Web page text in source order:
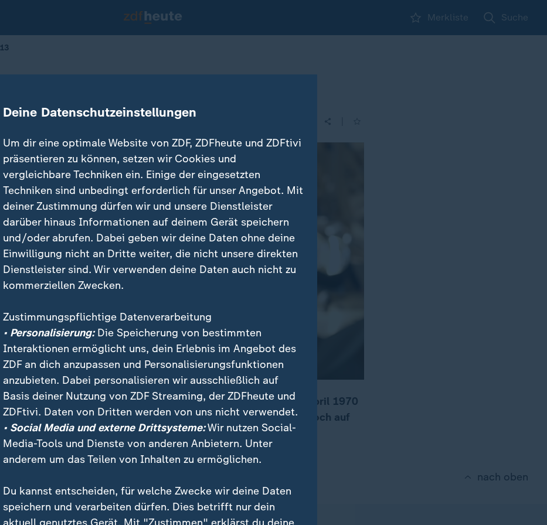
Merkliste Suche
Apollo 13
vor 55 Jahren spielte sich ein Stück Geschichte ab – am 11. April 1970
13 Mission in Florida. Nur 56 Stunden nach dem Start, noch auf
zum Mond, geschah die Havarie und hielt die Welt in Atem.
nach oben
Deine Datenschutzeinstellungen
Um dir eine optimale Website von ZDF, ZDFheute und ZDFtivi
präsentieren zu können, setzen wir Cookies und
vergleichbare Techniken ein. Einige der eingesetzten
Techniken sind unbedingt erforderlich für unser Angebot. Mit
deiner Zustimmung dürfen wir und unsere Dienstleister
darüber hinaus Informationen auf deinem Gerät speichern
und/oder abrufen. Dabei geben wir deine Daten ohne deine
Einwilligung nicht an Dritte weiter, die nicht unsere direkten
Dienstleister sind. Wir verwenden deine Daten auch nicht zu
kommerziellen Zwecken.
Zustimmungspflichtige Datenverarbeitung
• Personalisierung:Die Speicherung von bestimmten
Interaktionen ermöglicht uns, dein Erlebnis im Angebot des
ZDF an dich anzupassen und Personalisierungsfunktionen
anzubieten. Dabei personalisieren wir ausschließlich auf
Basis deiner Nutzung von ZDF Streaming, der ZDFheute und
ZDFtivi. Daten von Dritten werden von uns nicht verwendet.
• Social Media und externe Drittsysteme:Wir nutzen Social-
Media-Tools und Dienste von anderen Anbietern. Unter
anderem um das Teilen von Inhalten zu ermöglichen.
Du kannst entscheiden, für welche Zwecke wir deine Daten
speichern und verarbeiten dürfen. Dies betrifft nur dein